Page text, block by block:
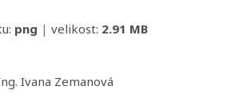
png | velikost: 2.91 MB
Ivana Zemanová